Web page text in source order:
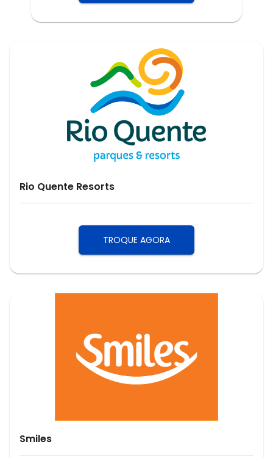
Rio Quente Resorts
TROQUE AGORA
Smiles